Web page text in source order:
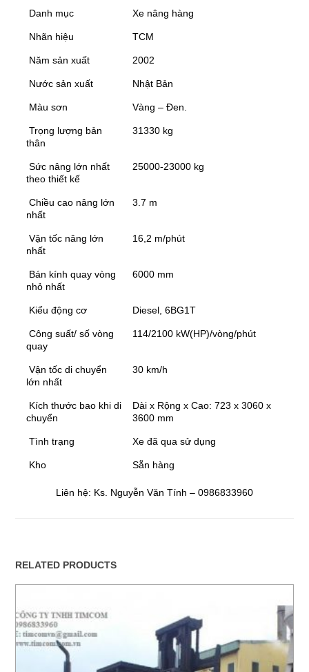
Danh mục Xe nâng hàng
Nhãn hiệu TCM
Năm sản xuất 2002
Nước sản xuất Nhật Bản
Màu sơn Vàng – Đen.
Trọng lượng bản
thân
31330 kg
Sức nâng lớn nhất
theo thiết kế
25000-23000 kg
Chiều cao nâng lớn
nhất
3.7 m
Vận tốc nâng lớn
nhất
16,2 m/phút
Bán kính quay vòng
nhỏ nhất
6000 mm
Kiểu động cơ Diesel, 6BG1T
Công suất/ số vòng
quay
114/2100 kW(HP)/vòng/phút
Vận tốc di chuyển
lớn nhất
30 km/h
Kích thước bao khi di
chuyển
Dài x Rộng x Cao: 723 x 3060 x
3600 mm
Tình trạng Xe đã qua sử dụng
Kho Sẵn hàng
Liên hệ: Ks. Nguyễn Văn Tính – 0986833960
RELATED PRODUCTS